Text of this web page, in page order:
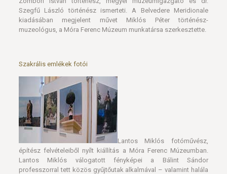
Szegfű László történész ismerteti. A Belvedere Meridionale
kiadásában megjelent művet Miklós Péter történész-
muzeológus, a Móra Ferenc Múzeum munkatársa szerkesztette.
Szakrális emlékek fotói
Lantos Miklós fotóművész,
építész felvételeiből nyílt kiállítás a Móra Ferenc Múzeumban.
Lantos Miklós válogatott fényképei a Bálint Sándor
professzorral tett közös gyűjtőutak alkalmával – valamint halála